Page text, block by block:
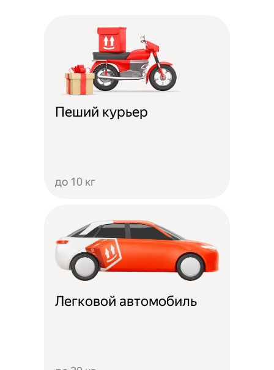
Пеший курьер
до 10 кг
Легковой автомобиль